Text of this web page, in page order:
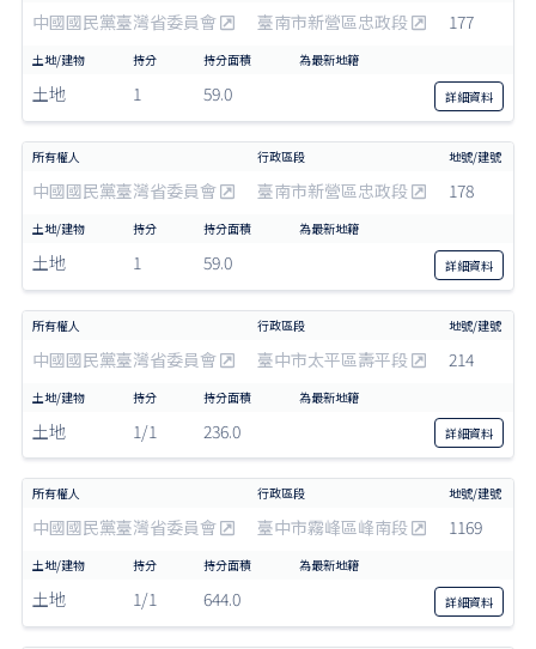
中國國民黨臺灣省委員會 臺南市新營區忠政段 177
土地 1 59.0 詳細資料
中國國民黨臺灣省委員會 臺南市新營區忠政段 178
土地 1 59.0 詳細資料
中國國民黨臺灣省委員會 臺中市太平區壽平段 214
土地 1/1 236.0 詳細資料
中國國民黨臺灣省委員會 臺中市霧峰區峰南段 1169
土地 1/1 644.0 詳細資料